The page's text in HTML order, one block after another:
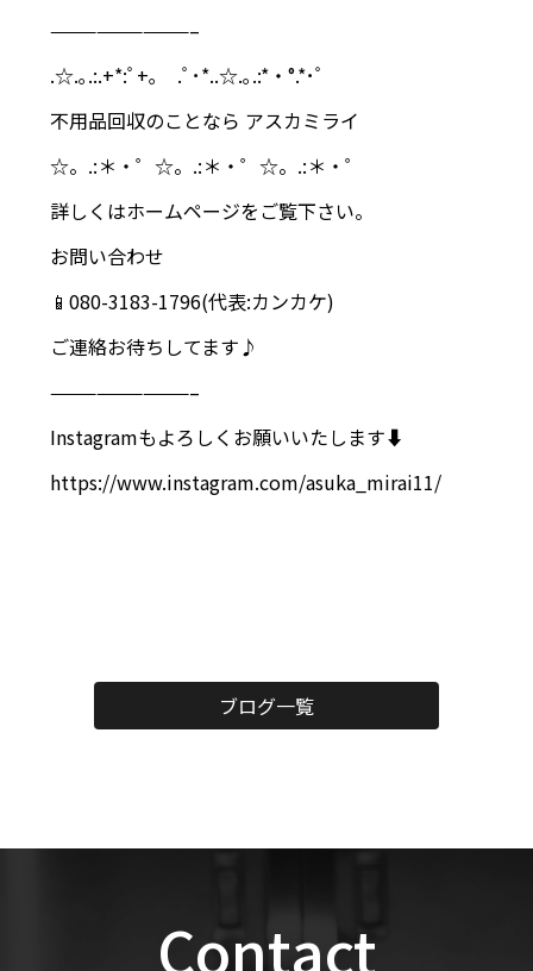
—————————–
.☆.｡.:.+*:ﾟ+｡ .ﾟ･*..☆.｡.:*・°.*･ﾟ
不用品回収のことなら アスカミライ
☆。.:＊・゜☆。.:＊・゜☆。.:＊・゜
詳しくはホームページをご覧下さい。
お問い合わせ
📱080-3183-1796(代表:カンカケ)
ご連絡お待ちしてます♪
—————————–
Instagramもよろしくお願いいたします⬇️
https://www.instagram.com/asuka_mirai11/
ブログ一覧
Contact